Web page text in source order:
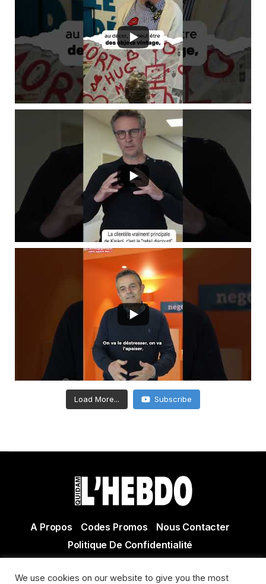
Load More... Subscribe
A Propos Codes Promos
Nous Contacter
Politique De Confidentialité
We use cookies on our website to give you the most